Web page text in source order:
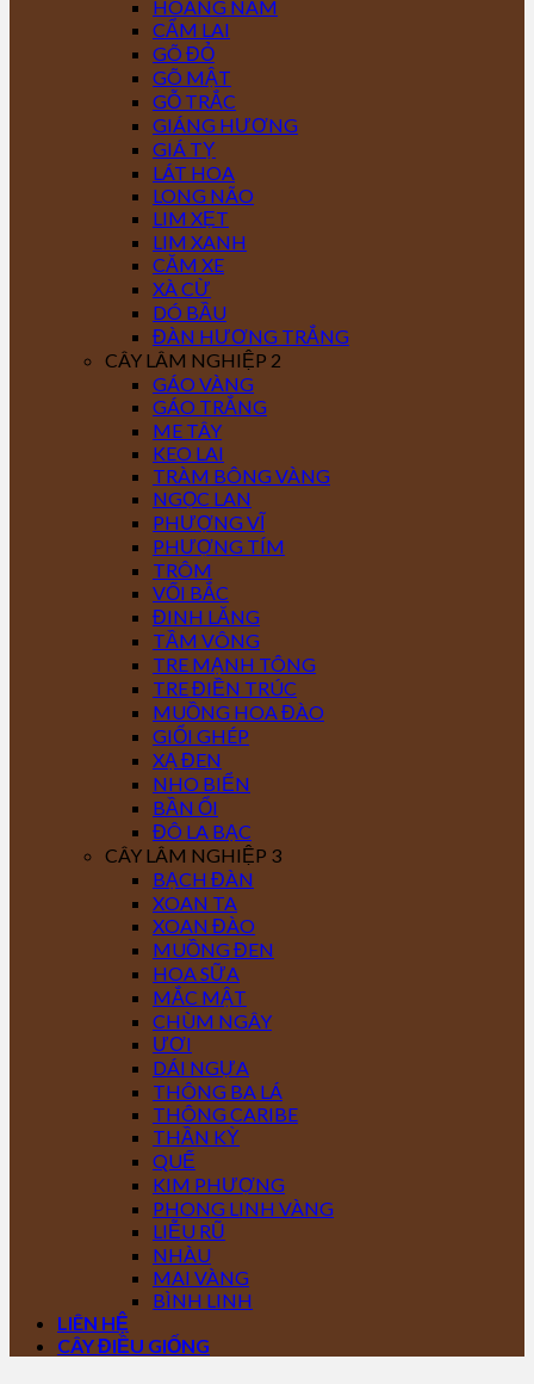
HOÀNG NAM
CẨM LAI
GÕ ĐỎ
GÕ MẬT
GỖ TRẮC
GIÁNG HƯƠNG
GIÁ TỴ
LÁT HOA
LONG NÃO
LIM XẸT
LIM XANH
CĂM XE
XÀ CỪ
DÓ BẦU
ĐÀN HƯƠNG TRẮNG
CÂY LÂM NGHIỆP 2
GÁO VÀNG
GÁO TRẮNG
ME TÂY
KEO LAI
TRÀM BÔNG VÀNG
NGỌC LAN
PHƯỢNG VĨ
PHƯỢNG TÍM
TRÔM
VỐI BẮC
ĐINH LĂNG
TẦM VÔNG
TRE MẠNH TÔNG
TRE ĐIỀN TRÚC
MUỒNG HOA ĐÀO
GIỔI GHÉP
XẠ ĐEN
NHO BIỂN
BẦN ỔI
ĐÔ LA BẠC
CÂY LÂM NGHIỆP 3
BẠCH ĐÀN
XOAN TA
XOAN ĐÀO
MUỒNG ĐEN
HOA SỮA
MẮC MẬT
CHÙM NGÂY
ƯƠI
DÁI NGỰA
THÔNG BA LÁ
THÔNG CARIBE
THẦN KỲ
QUẾ
KIM PHƯỢNG
PHONG LINH VÀNG
LIỄU RŨ
NHÀU
MAI VÀNG
BÌNH LINH
LIÊN HỆ
CÂY ĐIỀU GIỐNG